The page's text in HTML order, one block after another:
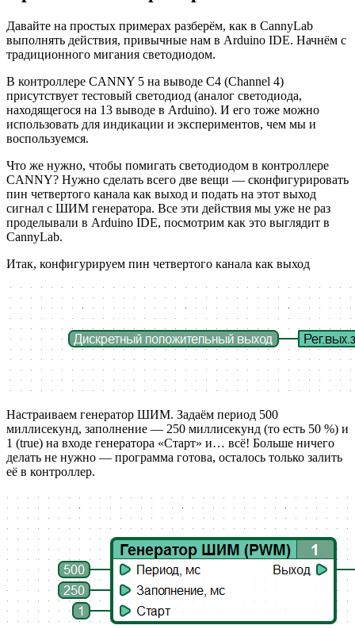
Давайте на простых примерах разберём, как в CannyLab
выполнять действия, привычные нам в Arduino IDE. Начнём с
традиционного мигания светодиодом.
В контроллере CANNY 5 на выводе С4 (Channel 4)
присутствует тестовый светодиод (аналог светодиода,
находящегося на 13 выводе в Arduino). И его тоже можно
использовать для индикации и экспериментов, чем мы и
воспользуемся.
Что же нужно, чтобы помигать светодиодом в контроллере
CANNY? Нужно сделать всего две вещи — сконфигурировать
пин четвертого канала как выход и подать на этот выход
сигнал с ШИМ генератора. Все эти действия мы уже не раз
проделывали в Arduino IDE, посмотрим как это выглядит в
CannyLab.
Итак, конфигурируем пин четвертого канала как выход
Настраиваем генератор ШИМ. Задаём период 500
миллисекунд, заполнение — 250 миллисекунд (то есть 50 %) и
1 (true) на входе генератора «Старт» и… всё! Больше ничего
делать не нужно — программа готова, осталось только залить
её в контроллер.